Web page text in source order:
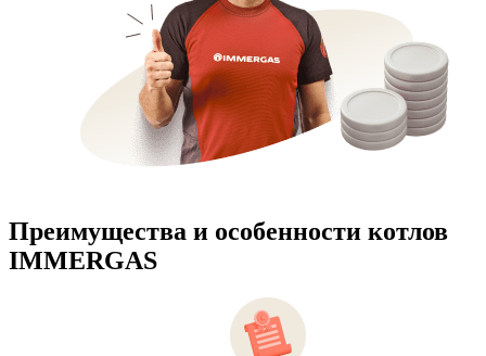
Преимущества и особенности котлов
IMMERGAS